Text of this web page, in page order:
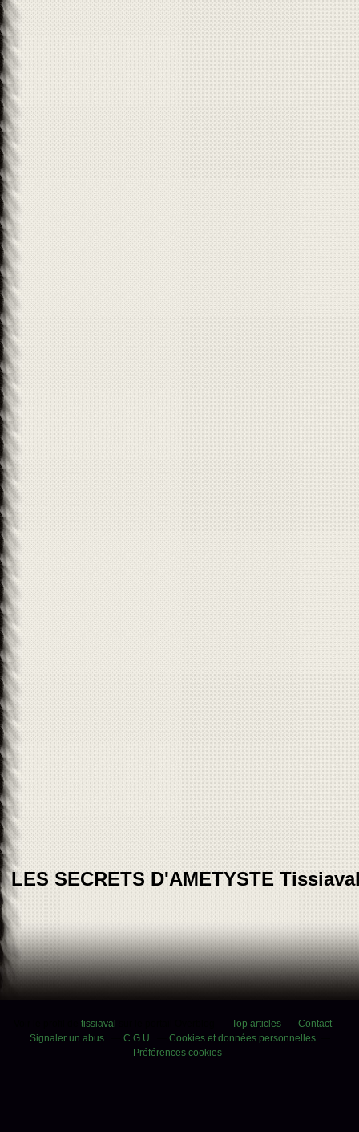
LES SECRETS D'AMETYSTE
tissiaval Top articles
Contact
Signaler un abus
C.G.U.
Cookies et données personnelles
Préférences cookies